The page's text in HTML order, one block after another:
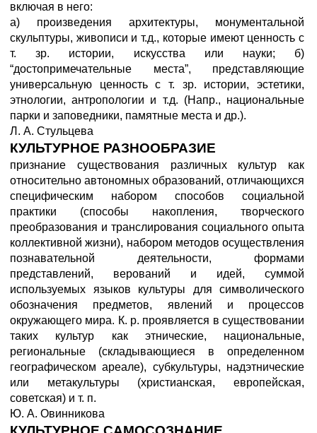
включая в него:
а) произведения архитектуры, монументальной
скульптуры, живописи и т.д., которые имеют ценность с
т. зр. истории, искусства или науки; б)
“достопримечательные места”, представляющие
универсальную ценность с т. зр. истории, эстетики,
этнологии, антропологии и т.д. (Напр., национальные
парки и заповедники, памятные места и др.).
Л. А. Стульцева
КУЛЬТУРНОЕ РАЗНООБРАЗИЕ
признание существования различных культур как
относительно автономных образований, отличающихся
специфическим набором способов социальной
практики (способы накопления, творческого
преобразования и транслирования социального опыта
коллективной жизни), набором методов осуществления
познавательной деятельности, формами
представлений, верований и идей, суммой
используемых языков культуры для символического
обозначения предметов, явлений и процессов
окружающего мира. К. р. проявляется в существовании
таких культур как этнические, национальные,
региональные (складывающиеся в определенном
географическом ареале), субкультуры, надэтнические
или метакультуры (христианская, европейская,
советская) и т. п.
Ю. А. Овинникова